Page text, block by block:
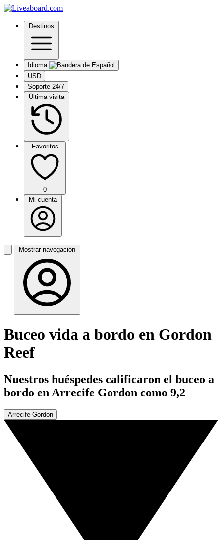
Destinos
Idioma
USD
Soporte 24/7
Última visita
Favoritos
0
Mi cuenta
Mostrar navegación
Buceo vida a bordo en Gordon
Reef
Nuestros huéspedes calificaron el buceo a
bordo en Arrecife Gordon como 9,2
Arrecife Gordon